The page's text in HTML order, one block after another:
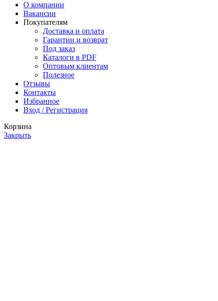
О компании
Вакансии
Покупателям
Доставка и оплата
Гарантии и возврат
Под заказ
Каталоги в PDF
Оптовым клиентам
Полезное
Отзывы
Контакты
Избранное
Вход / Регистрация
Корзина
Закрыть